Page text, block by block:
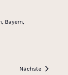
Bayern,
Nächste